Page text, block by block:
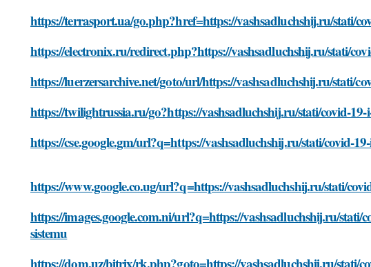
https://terrasport.ua/go.php?href=https://vashsadluchshij.ru/stati/
https://electronix.ru/redirect.php?https://vashsadluchshij.ru/stati/
https://luerzersarchive.net/goto/url/https://vashsadluchshij.ru/stati/
https://twilightrussia.ru/go?https://vashsadluchshij.ru/stati/covid-
https://cse.google.gm/url?q=https://vashsadluchshij.ru/stati/covid-
https://www.google.co.ug/url?q=https://vashsadluchshij.ru/stati/
https://images.google.com.ni/url?q=https://vashsadluchshij.ru/stati/
sistemu
https://dom.uz/bitrix/rk.php?goto=https://vashsadluchshij.ru/stati/